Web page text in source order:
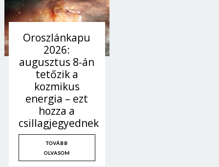
Oroszlánkapu
2026:
augusztus 8-án
tetőzik a
kozmikus
energia – ezt
hozza a
csillagjegyednek
TOVÁBB
OLVASOM